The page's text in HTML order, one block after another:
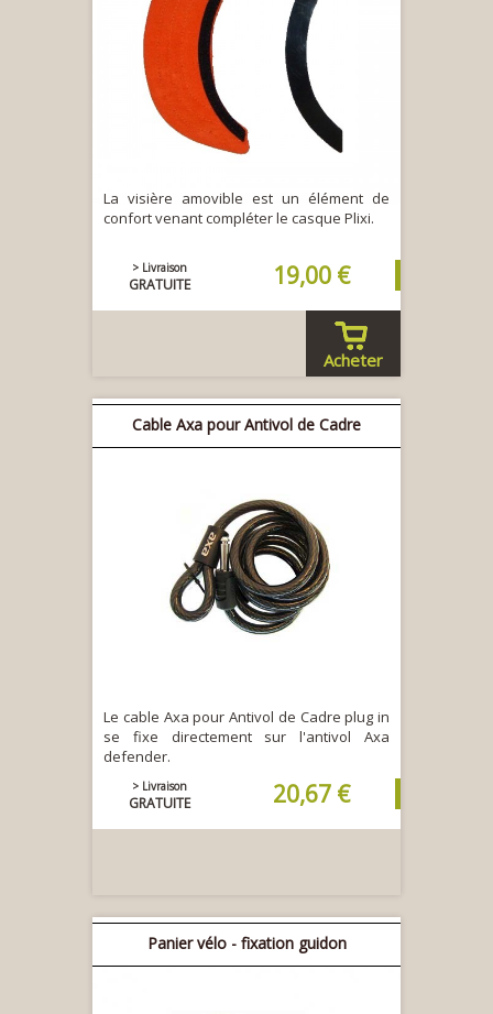
La visière amovible est un élément de
confort venant compléter le casque Plixi.
> Livraison
GRATUITE 19,00 €
Acheter
Cable Axa pour Antivol de Cadre
Le cable Axa pour Antivol de Cadre plug in
se fixe directement sur l'antivol Axa
defender.
> Livraison
GRATUITE 20,67 €
Panier vélo - fixation guidon